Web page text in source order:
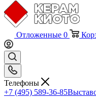
Отложенные 0
Телефоны
+7 (495) 589-36-85